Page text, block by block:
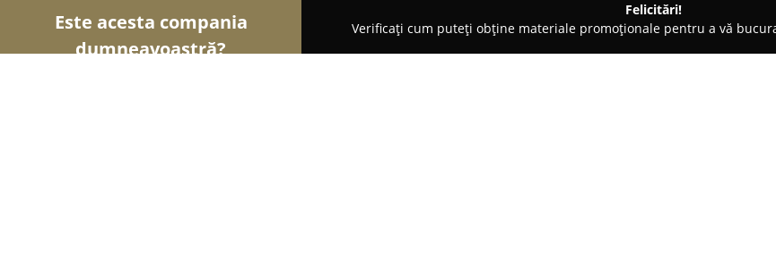
Este acesta compania
dumneavoastră?
Felicitări!
Verificați cum puteți obține materiale promoționale pentru a vă